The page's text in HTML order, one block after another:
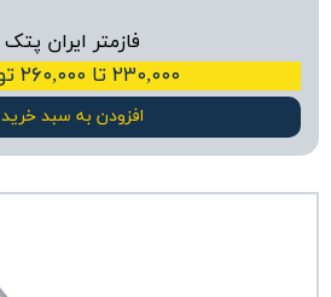
فازمتر ایران پتک
۲۳۰,۰۰۰ تا ۲۶۰,۰۰۰ تومان
افزودن به سبد خرید